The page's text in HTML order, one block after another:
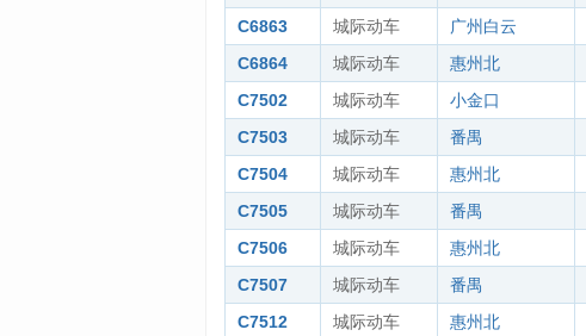
C6863
城际动车 广州白云
C6864
城际动车 惠州北
C7502
城际动车 小金口
C7503
城际动车 番禺
C7504
城际动车 惠州北
C7505
城际动车 番禺
C7506
城际动车 惠州北
C7507
城际动车 番禺
C7512
城际动车 惠州北